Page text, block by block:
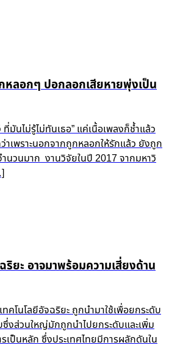
ลอกๆ ปอกลอกเสียหายพุ่งเป็น
มันไม่รู้ไม่ทันเธอ” แค่เนื้อเพลงก็ช้ำแล้ว
าเพราะนอกจากถูกหลอกให้รักแล้ว ยังถูก
นวนมาก งานวิจัยในปี 2017 จากมหาวิ
ริยะ อาจมาพร้อมความเสี่ยงด้าน
คโนโลยีอัจฉริยะ ถูกนำมาใช้เพื่อยกระดับ
งส่วนใหญ่มักถูกนำไปยกระดับและเพิ่ม
เป็นหลัก ซึ่งประเทศไทยมีการผลักดันใน